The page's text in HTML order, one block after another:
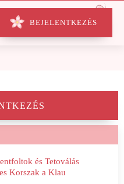
BEJELENTKEZÉS
és Tetoválás
Korszak a Klau